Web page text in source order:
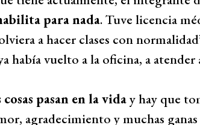
para nada. Tuve licencia
a hacer clases con
había vuelto a la oficina, a atender
pasan en la viday hay que
agradecimiento y muchas